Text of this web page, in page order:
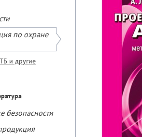
по охране
и другие
безопасности